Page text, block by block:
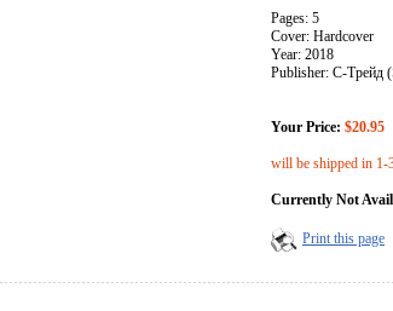
Pages: 5
Cover: Hardcover
Year: 2018
Publisher: С-Трейд
Your Price: $20.95
will be shipped in 1-
Currently Not
Print this page